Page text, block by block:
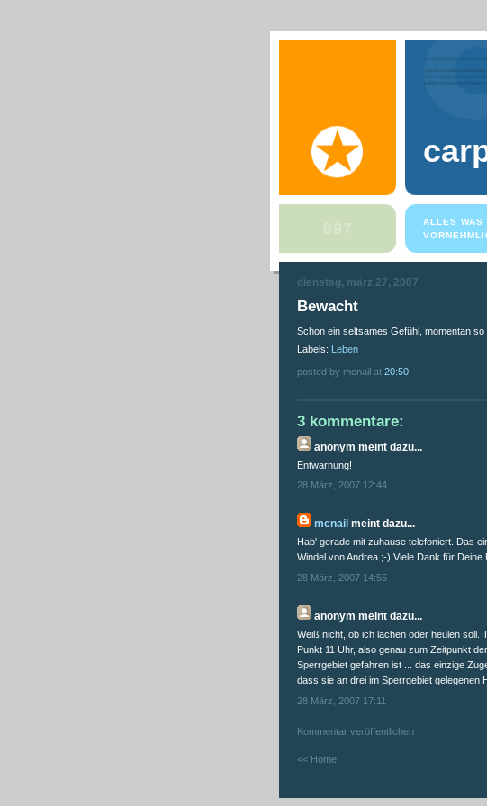
ALLES WAS
dienstag, märz 27, 2007
Bewacht
Schon ein seltsames Gefühl, momentan so
Labels: Leben
posted by mcnail at 20:50
3 kommentare:
anonym meint dazu...
Entwarnung!
28 März, 2007 12:44
mcnail meint dazu...
Hab' gerade mit zuhause telefoniert. Das
Windel von Andrea ;-) Viele Dank für Deine
28 März, 2007 14:55
anonym meint dazu...
Weiß nicht, ob ich lachen oder heulen soll.
Punkt 11 Uhr, also genau zum Zeitpunkt
Sperrgebiet gefahren ist ... das einzige
dass sie an drei im Sperrgebiet gelegenen
28 März, 2007 17:11
Kommentar veröffentlichen
<< Home